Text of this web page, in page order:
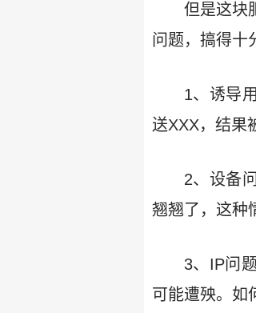
但是这块
问题，搞得十
1、诱导
送XXX，结果
2、设备
翘翘了，这种
3、IP问
可能遭殃。如